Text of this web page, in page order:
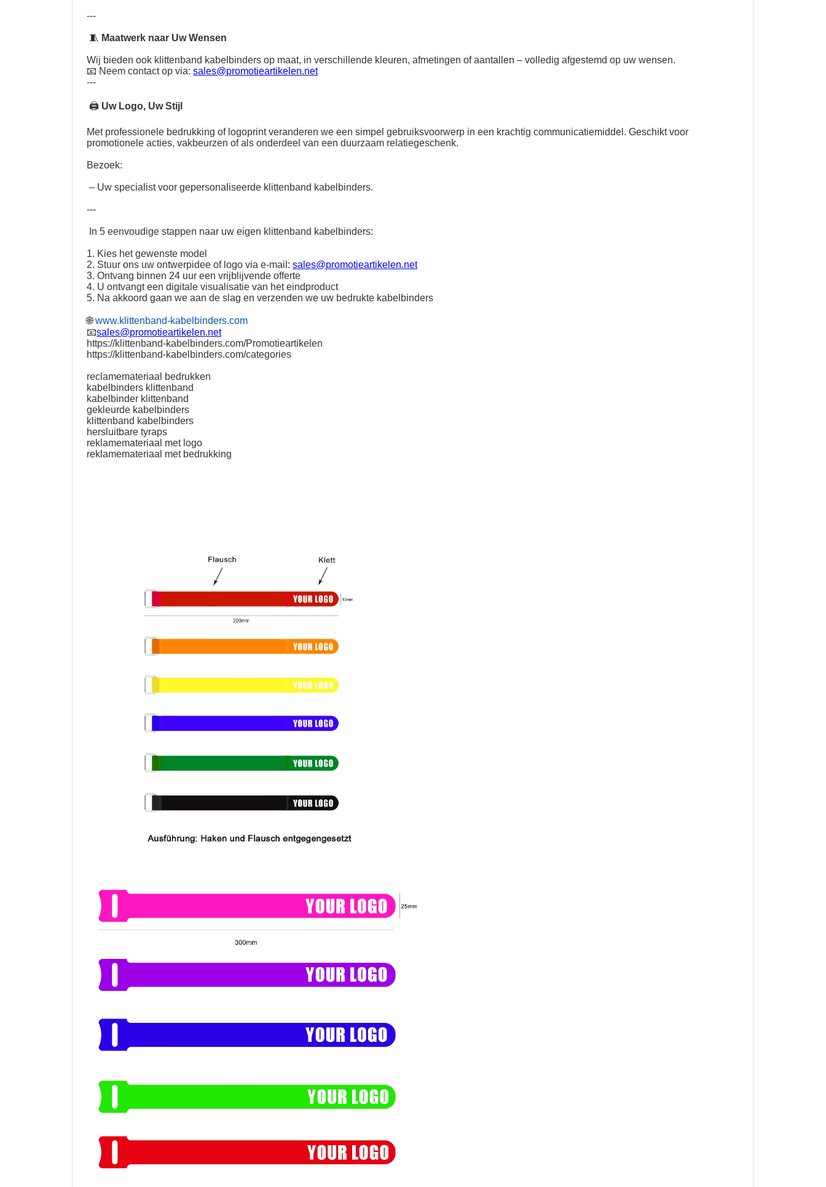
---
🧵 Maatwerk naar Uw Wensen
Wij bieden ook klittenband kabelbinders op maat, in verschillende kleuren, afmetingen of aantallen – volledig afgestemd op uw wensen.
📧 Neem contact op via:sales@promotieartikelen.net
---
🖨 Uw Logo, Uw Stijl
Met professionele bedrukking of logoprint veranderen we een simpel gebruiksvoorwerp in een krachtig communicatiemiddel. Geschikt voor
promotionele acties, vakbeurzen of als onderdeel van een duurzaam relatiegeschenk.
Bezoek:
– Uw specialist voor gepersonaliseerde klittenband kabelbinders.
---
In 5 eenvoudige stappen naar uw eigen klittenband kabelbinders:
1. Kies het gewenste model
2. Stuur ons uw ontwerpidee of logo via e-mail:sales@promotieartikelen.net
3. Ontvang binnen 24 uur een vrijblijvende offerte
4. U ontvangt een digitale visualisatie van het eindproduct
5. Na akkoord gaan we aan de slag en verzenden we uw bedrukte kabelbinders
🌐www.klittenband-kabelbinders.com
📧sales@promotieartikelen.net
https://klittenband-kabelbinders.com/Promotieartikelen
https://klittenband-kabelbinders.com/categories
reclamemateriaal bedrukken
kabelbinders klittenband
kabelbinder klittenband
gekleurde kabelbinders
klittenband kabelbinders
hersluitbare tyraps
reklamemateriaal met logo
reklamemateriaal met bedrukking